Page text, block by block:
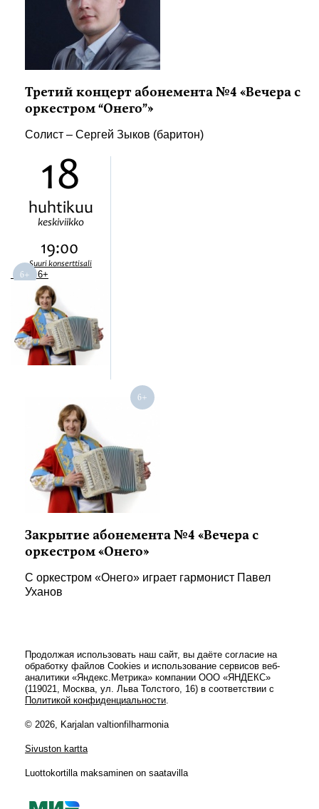
Третий концерт абонемента №4 «Вечера с
оркестром “Онего”»
Солист – Сергей Зыков (баритон)
18
huhtikuu
keskiviikko
19:00
Suuri konserttisali
6+
Закрытие абонемента №4 «Вечера с
оркестром «Онего»
С оркестром «Онего» играет гармонист Павел
Уханов
Продолжая использовать наш сайт, вы даёте согласие на
обработку файлов Cookies и использование сервисов веб-
аналитики «Яндекс.Метрика» компании ООО «ЯНДЕКС»
(119021, Москва, ул. Льва Толстого, 16) в соответствии с
Политикой конфиденциальности.
© 2026, Karjalan valtionfilharmonia
Sivuston kartta
Luottokortilla maksaminen on saatavilla